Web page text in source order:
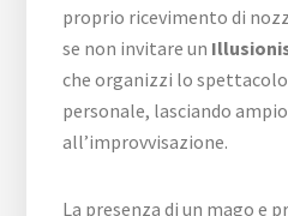
proprio ricevimento di
se non invitare un
che organizzi lo
personale, lasciando
all’improvvisazione.
La presenza di un mago e